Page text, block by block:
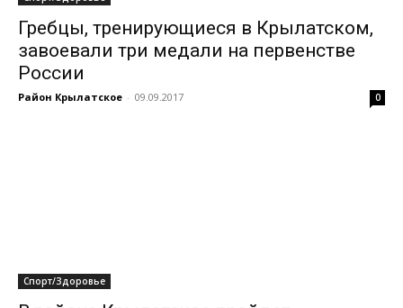
Гребцы, тренирующиеся в Крылатском,
завоевали три медали на первенстве
России
Район Крылатское - 09.09.2017 0
Спорт/Здоровье